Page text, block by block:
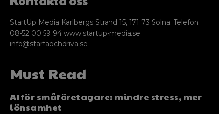
StartUp Media Karlbergs Strand 15, 171 73 Solna. Telefon
08-52 00 59 94 www.startup-media.se
info@startaochdriva.se
Must Read
AI för småföretagare: mindre stress, mer
lönsamhet